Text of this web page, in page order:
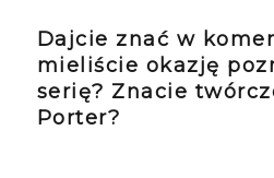
Dajcie znać w
mieliście okazję
serię? Znacie
Porter?